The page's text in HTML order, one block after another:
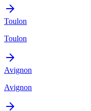
Toulon
Toulon
Avignon
Avignon